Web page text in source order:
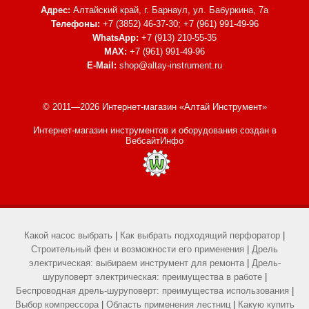
Адрес: Алтайский край, г. Барнаул, ул. Бабуркина, 7а
Телефоны: +7 (3852) 46-37-30; +7 (961) 991-49-96
WhatsApp: +7 (913) 210-55-35
MAX: +7 (961) 991-49-96
E-Mail: shop@altay-instrument.ru
© 2011—2026 Интернет-магазин «Алтай Инструмент»
Интернет-магазин инструментов и оборудованиясоздан в
ВебсайтИнфо
Какой насос выбрать | Как выбрать подходящий перфоратор |
Строительный фен и возможности его применения | Дрель
электрическая: выбираем инструмент для ремонта| Дрель-
шуруповерт электрическая: преимущества в работе|
Беспроводная дрель-шуруповерт: преимущества использования |
Выбор компрессора| Область применения лестниц| Какую купить